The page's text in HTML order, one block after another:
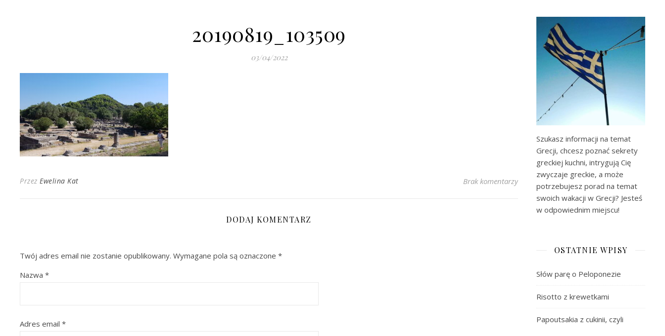
20190819_103509
03/04/2022
Przez Ewelina Kat Brak komentarzy
DODAJ KOMENTARZ
Twój adres email nie zostanie opublikowany. Wymagane pola są oznaczone *
Nazwa *
Adres email *
Szukasz informacji na temat
Grecji, chcesz poznać sekrety
greckiej kuchni, intrygują Cię
zwyczaje greckie, a może
potrzebujesz porad na temat
swoich wakacji w Grecji? Jesteś
w odpowiednim miejscu!
OSTATNIE WPISY
Słów parę o Peloponezie
Risotto z krewetkami
Papoutsakia z cukinii, czyli